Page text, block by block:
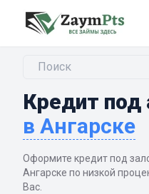
Кредит под
в Ангарске
Оформите кредит под
Ангарске по низкой
Вас.